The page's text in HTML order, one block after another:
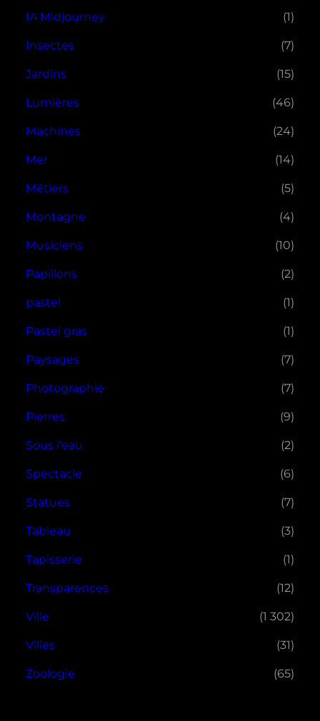
IA Midjourney (1)
Insectes (7)
Jardins (15)
Lumières (46)
Machines (24)
Mer (14)
Métiers (5)
Montagne (4)
Musiciens (10)
Papillons (2)
pastel (1)
Pastel gras (1)
Paysages (7)
Photographie (7)
Pierres (9)
Sous l'eau (2)
Spectacle (6)
Statues (7)
Tableau (3)
Tapisserie (1)
Transparences (12)
Ville (1 302)
Villes (31)
Zoologie (65)